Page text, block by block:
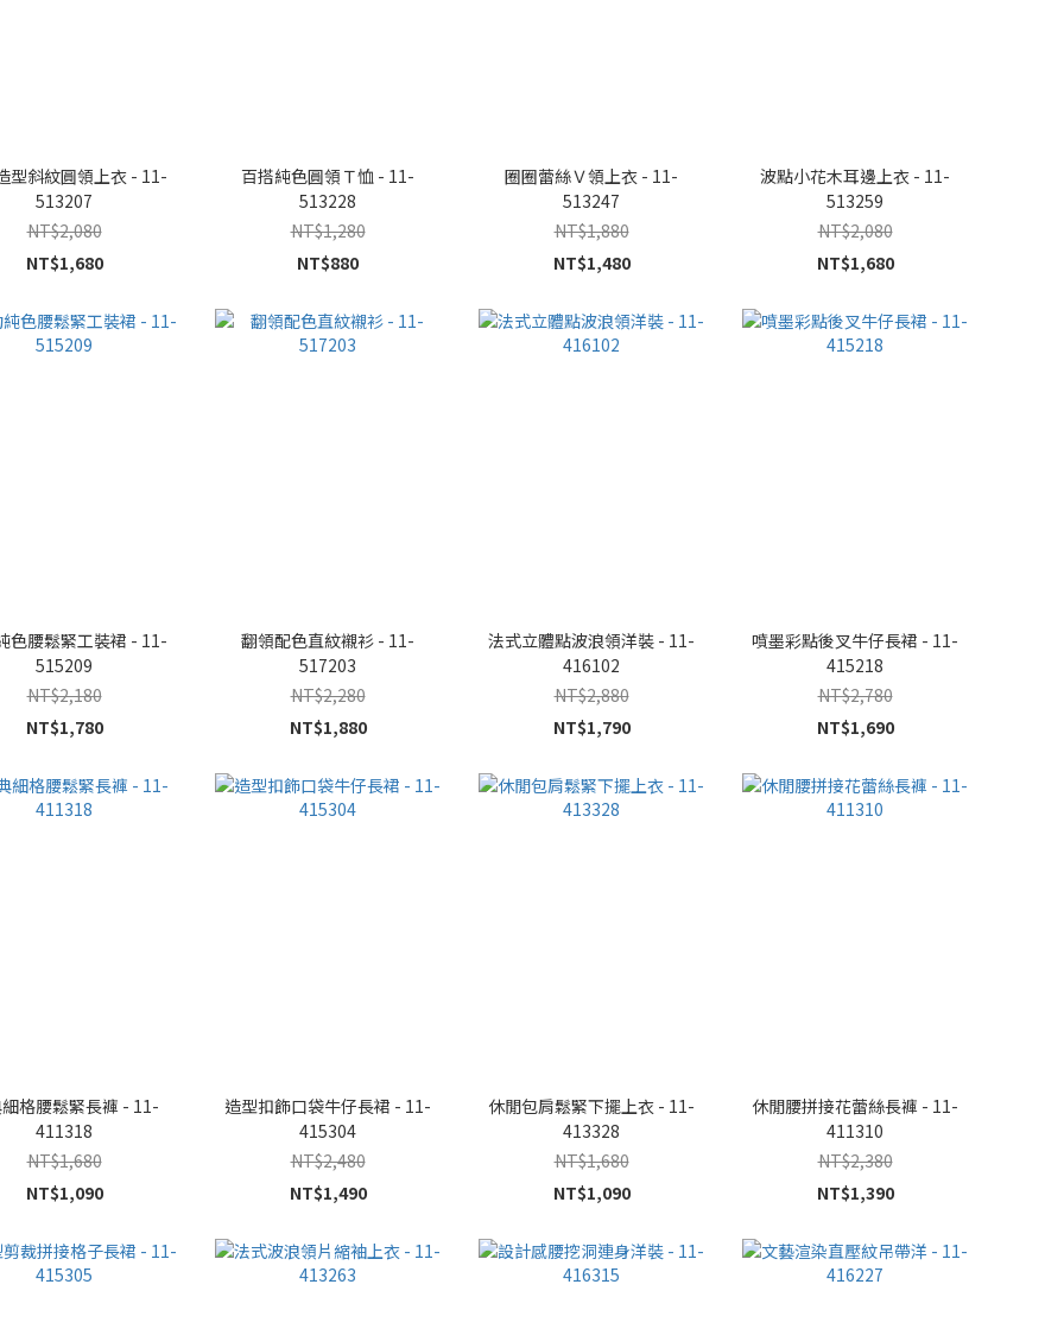
型斜紋圓領上衣 - 11-
513207
NT$2,080
NT$1,680
百搭純色圓領Ｔ恤 - 11-
513228
NT$1,280
NT$880
圈圈蕾絲Ｖ領上衣 - 11-
513247
NT$1,880
NT$1,480
波點小花木耳邊上衣 - 11-
513259
NT$2,080
NT$1,680
色腰鬆緊工裝裙 - 11-
515209
NT$2,180
NT$1,780
翻領配色直紋襯衫 - 11-
517203
NT$2,280
NT$1,880
法式立體點波浪領洋裝 - 11-
416102
NT$2,880
NT$1,790
噴墨彩點後叉牛仔長裙 - 11-
415218
NT$2,780
NT$1,690
格腰鬆緊長褲 - 11-
411318
NT$1,680
NT$1,090
造型扣飾口袋牛仔長裙 - 11-
415304
NT$2,480
NT$1,490
休閒包肩鬆緊下擺上衣 - 11-
413328
NT$1,680
NT$1,090
休閒腰拼接花蕾絲長褲 - 11-
411310
NT$2,380
NT$1,390